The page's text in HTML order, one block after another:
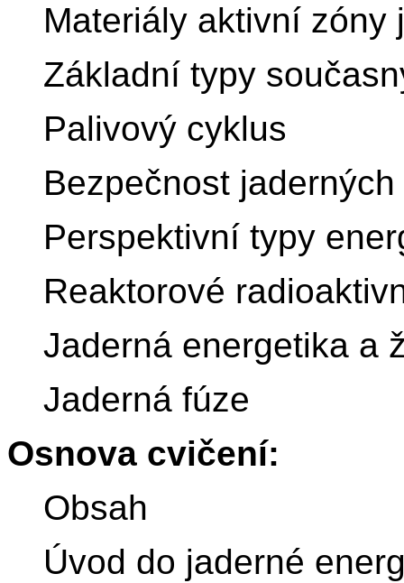
Materiály aktivní zóny
Základní typy
Palivový cyklus
Bezpečnost
Perspektivní typy
Reaktorové
Jaderná energetika a
Jaderná fúze
Osnova cvičení:
Obsah
Úvod do jaderné